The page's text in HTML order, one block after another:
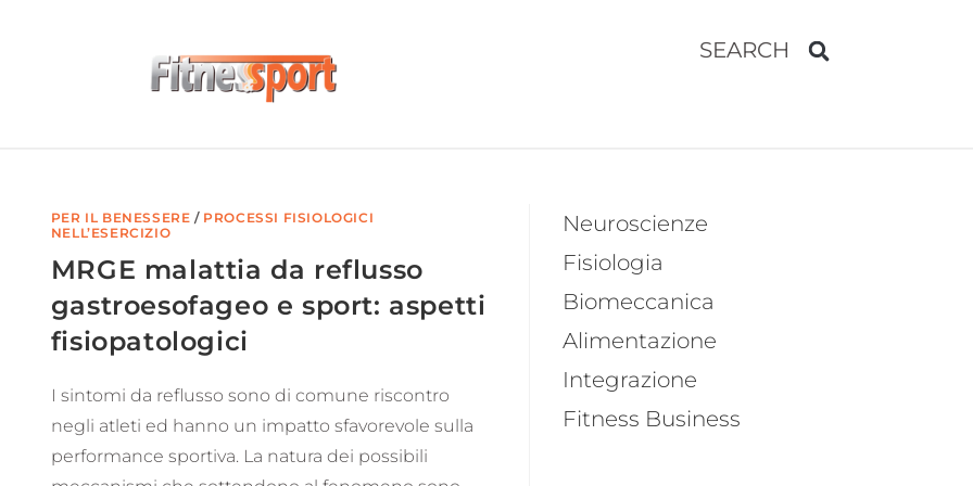
SEARCH
PER IL BENESSERE / PROCESSI FISIOLOGICI
NELL’ESERCIZIO
MRGE malattia da reflusso
gastroesofageo e sport: aspetti
fisiopatologici
I sintomi da reflusso sono di comune riscontro
negli atleti ed hanno un impatto sfavorevole sulla
performance sportiva. La natura dei possibili
Neuroscienze
Fisiologia
Biomeccanica
Alimentazione
Integrazione
Fitness Business